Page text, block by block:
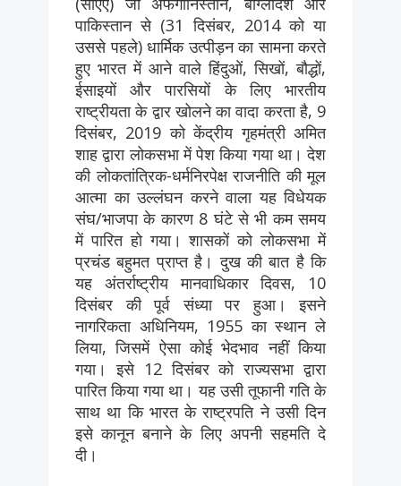
पाकिस्तान से (31 दिसंबर, 2014 को या
उससे पहले) धार्मिक उत्पीड़न का सामना करते
हुए भारत में आने वाले हिंदुओं, सिखों, बौद्धों,
ईसाइयों और पारसियों के लिए भारतीय
राष्ट्रीयता के द्वार खोलने का वादा करता है, 9
दिसंबर, 2019 को केंद्रीय गृहमंत्री अमित
शाह द्वारा लोकसभा में पेश किया गया था। देश
की लोकतांत्रिक-धर्मनिरपेक्ष राजनीति की मूल
आत्मा का उल्लंघन करने वाला यह विधेयक
संघ/भाजपा के कारण 8 घंटे से भी कम समय
में पारित हो गया। शासकों को लोकसभा में
प्रचंड बहुमत प्राप्त है। दुख की बात है कि
यह अंतर्राष्ट्रीय मानवाधिकार दिवस, 10
दिसंबर की पूर्व संध्या पर हुआ। इसने
नागरिकता अधिनियम, 1955 का स्थान ले
लिया, जिसमें ऐसा कोई भेदभाव नहीं किया
गया। इसे 12 दिसंबर को राज्यसभा द्वारा
पारित किया गया था। यह उसी तूफानी गति के
साथ था कि भारत के राष्ट्रपति ने उसी दिन
इसे कानून बनाने के लिए अपनी सहमति दे
दी।